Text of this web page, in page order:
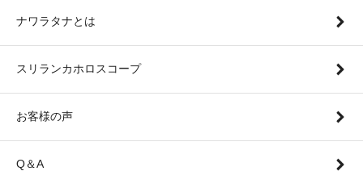
ナワラタナとは
スリランカホロスコープ
お客様の声
Q＆A